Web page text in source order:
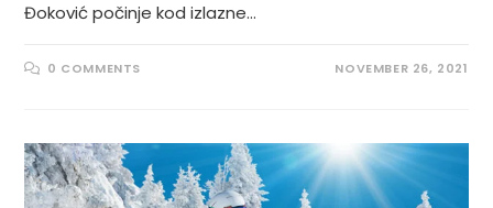
Đoković počinje kod izlazne…
0 COMMENTS NOVEMBER 26, 2021